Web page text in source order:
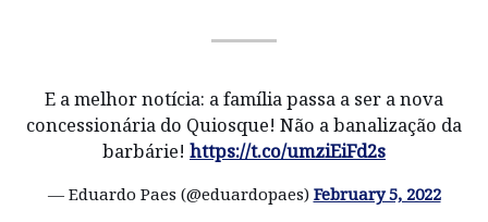
E a melhor notícia: a família passa a ser a nova
concessionária do Quiosque! Não a banalização da
barbárie! https://t.co/umziEiFd2s
— Eduardo Paes (@eduardopaes) February 5, 2022